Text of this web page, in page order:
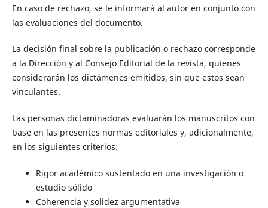
En caso de rechazo, se le informará al autor en conjunto con
las evaluaciones del documento.
La decisión final sobre la publicación o rechazo corresponde
a la Dirección y al Consejo Editorial de la revista, quienes
considerarán los dictámenes emitidos, sin que estos sean
vinculantes.
Las personas dictaminadoras evaluarán los manuscritos con
base en las presentes normas editoriales y, adicionalmente,
en los siguientes criterios:
Rigor académico sustentado en una investigación o
estudio sólido
Coherencia y solidez argumentativa